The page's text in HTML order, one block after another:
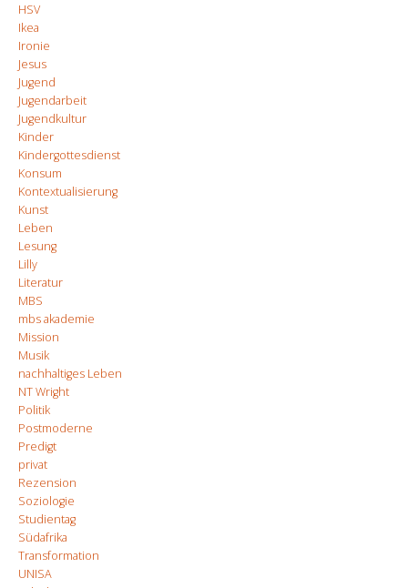
HSV
Ikea
Ironie
Jesus
Jugend
Jugendarbeit
Jugendkultur
Kinder
Kindergottesdienst
Konsum
Kontextualisierung
Kunst
Leben
Lesung
Lilly
Literatur
MBS
mbs akademie
Mission
Musik
nachhaltiges Leben
NT Wright
Politik
Postmoderne
Predigt
privat
Rezension
Soziologie
Studientag
Südafrika
Transformation
UNISA